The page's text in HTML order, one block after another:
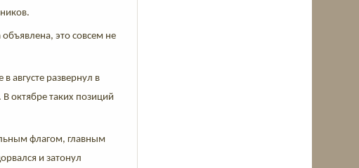
это совсем не
августе развернул в
октябре таких позиций
флагом, главным
и затонул